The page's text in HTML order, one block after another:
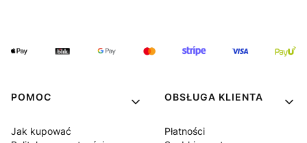
POMOC
Jak kupować
OBSŁUGA KLIENTA
Płatności